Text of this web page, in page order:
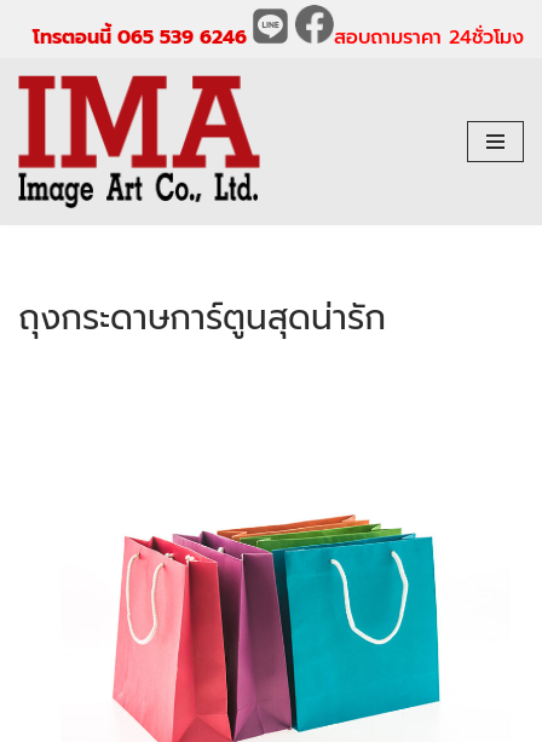
to
โทรตอนนี้ 065 539 6246 สอบถามราคา 24ชั่วโมง
ถุงกระดาษการ์ตูนสุดน่ารัก